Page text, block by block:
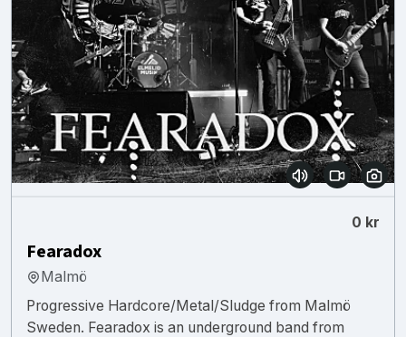
0 kr
Fearadox
Malmö
Progressive Hardcore/Metal/Sludge from Malmö
Sweden. Fearadox is an underground band from